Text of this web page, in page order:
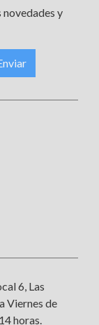
novedades y
6, Las
Viernes de
horas.